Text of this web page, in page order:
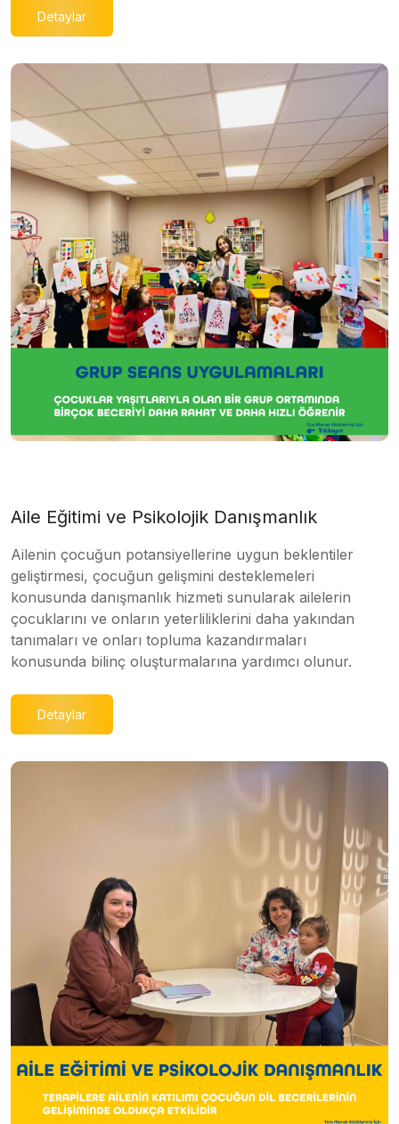
Detaylar
Aile Eğitimi ve Psikolojik Danışmanlık
Ailenin çocuğun potansiyellerine uygun beklentiler
geliştirmesi, çocuğun gelişmini desteklemeleri
konusunda danışmanlık hizmeti sunularak ailelerin
çocuklarını ve onların yeterliliklerini daha yakından
tanımaları ve onları topluma kazandırmaları
konusunda bilinç oluşturmalarına yardımcı olunur.
Detaylar